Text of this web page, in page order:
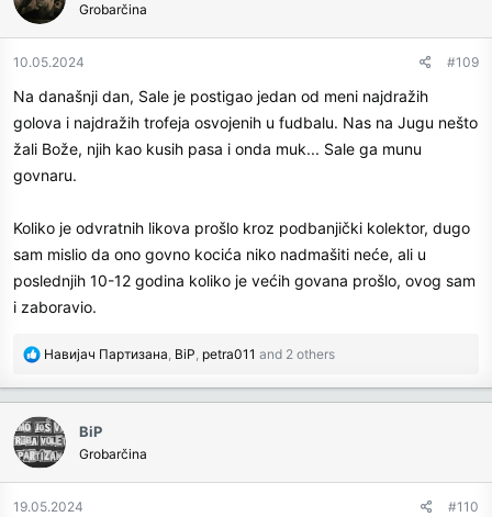
Grobarčina
10.05.2024 #109
Na današnji dan, Sale je postigao jedan od meni najdražih
golova i najdražih trofeja osvojenih u fudbalu. Nas na Jugu nešto
žali Bože, njih kao kusih pasa i onda muk... Sale ga munu
govnaru.
Koliko je odvratnih likova prošlo kroz podbanjički kolektor, dugo
sam mislio da ono govno kocića niko nadmašiti neće, ali u
poslednjih 10-12 godina koliko je većih govana prošlo, ovog sam
i zaboravio.
R
c
t
i
o
n
Навијач Партизана, BiP, petra011 and 2 others
BiP
Grobarčina
19.05.2024 #110